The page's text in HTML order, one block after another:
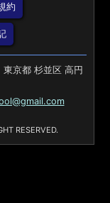
約
京都 杉並区 高円
RESERVED.